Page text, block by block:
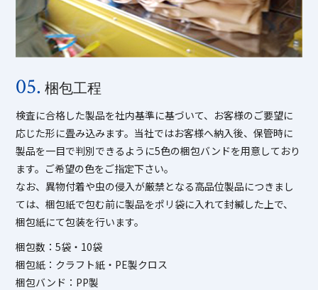
05. 梱包工程
検査に合格した製品を社内基準に基づいて、お客様のご要望に
応じた形に畳み込みます。当社ではお客様へ納入後、保管時に
製品を一目で判別できるように5色の梱包バンドを用意しており
ます。ご希望の色をご指定下さい。
なお、異物付着や虫の侵入が厳禁となる高品位製品につきまし
ては、梱包紙で包む前に製品をポリ袋に入れて封緘した上で、
梱包紙にて包装を行います。
梱包数：5袋・10袋
梱包紙：クラフト紙・PE製クロス
梱包バンド：PP製